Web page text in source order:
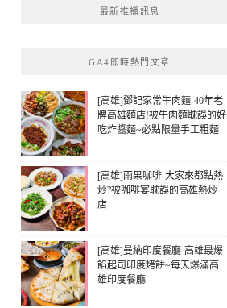
最新推播訊息
GA4即時熱門文章
[高雄]鄧記家常牛肉麵-40年老
牌高雄麵店!被牛肉麵耽誤的好
吃炸醬麵~必點限量手工粗麵
[高雄]雨果咖啡-大家來都點熱
炒?被咖啡宴耽誤的高雄熱炒
店
[高雄]曼納印度餐廳-高雄最爆
餡起司印度烤餅~每天爆滿高
雄印度餐廳